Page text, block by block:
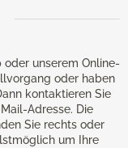
oder unserem Online-
oder haben
kontaktieren Sie
Adresse. Die
Sie rechts oder
um Ihre